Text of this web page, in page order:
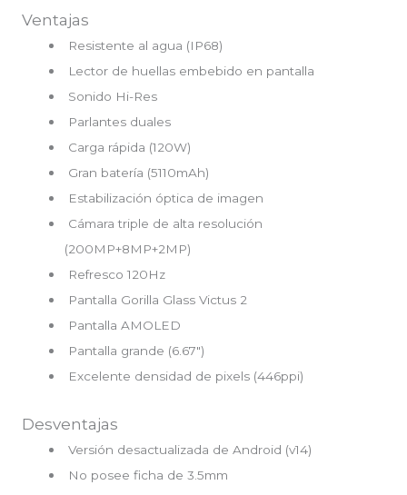
Ventajas
Resistente al agua (IP68)
Lector de huellas embebido en pantalla
Sonido Hi-Res
Parlantes duales
Carga rápida (120W)
Gran batería (5110mAh)
Estabilización óptica de imagen
Cámara triple de alta resolución
(200MP+8MP+2MP)
Refresco 120Hz
Pantalla Gorilla Glass Victus 2
Pantalla AMOLED
Pantalla grande (6.67″)
Excelente densidad de pixels (446ppi)
Desventajas
Versión desactualizada de Android (v14)
No posee ficha de 3.5mm